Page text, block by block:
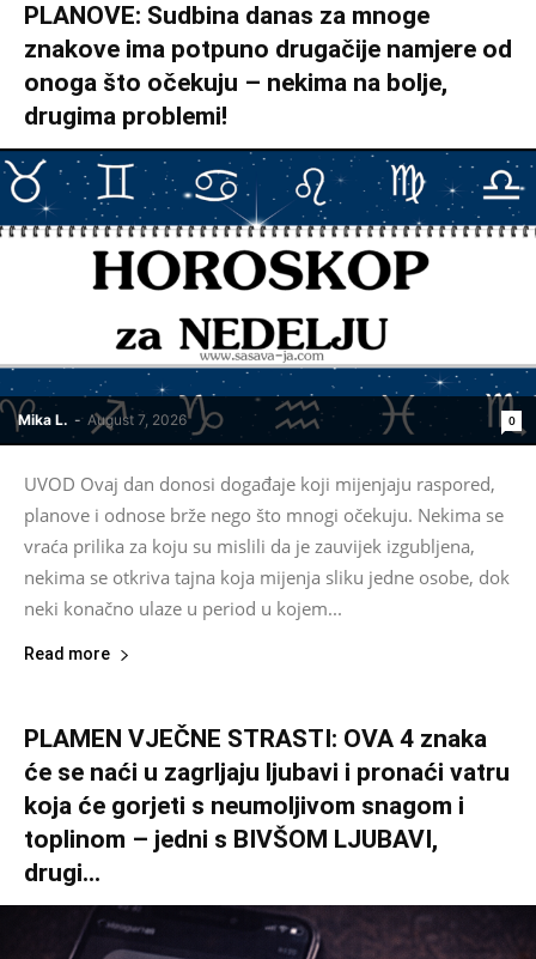
PLANOVE: Sudbina danas za mnoge
znakove ima potpuno drugačije namjere od
onoga što očekuju – nekima na bolje,
drugima problemi!
Mika L. - August 7, 2026 0
UVOD Ovaj dan donosi događaje koji mijenjaju raspored,
planove i odnose brže nego što mnogi očekuju. Nekima se
vraća prilika za koju su mislili da je zauvijek izgubljena,
nekima se otkriva tajna koja mijenja sliku jedne osobe, dok
neki konačno ulaze u period u kojem...
Read more
PLAMEN VJEČNE STRASTI: OVA 4 znaka
će se naći u zagrljaju ljubavi i pronaći vatru
koja će gorjeti s neumoljivom snagom i
toplinom – jedni s BIVŠOM LJUBAVI,
drugi...